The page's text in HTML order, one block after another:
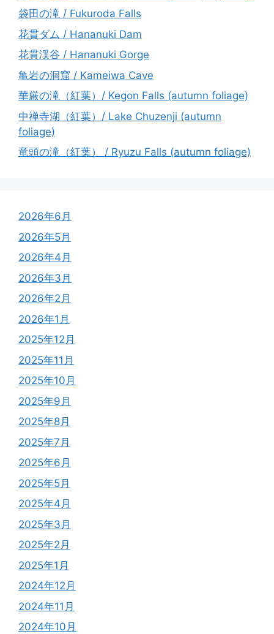
袋田の滝 / Fukuroda Falls
花貫ダム / Hananuki Dam
花貫渓谷 / Hananuki Gorge
亀岩の洞窟 / Kameiwa Cave
華厳の滝（紅葉）/ Kegon Falls (autumn foliage)
中禅寺湖（紅葉）/ Lake Chuzenji (autumn
foliage)
竜頭の滝（紅葉） / Ryuzu Falls (autumn foliage)
2026年6月
2026年5月
2026年4月
2026年3月
2026年2月
2026年1月
2025年12月
2025年11月
2025年10月
2025年9月
2025年8月
2025年7月
2025年6月
2025年5月
2025年4月
2025年3月
2025年2月
2025年1月
2024年12月
2024年11月
2024年10月